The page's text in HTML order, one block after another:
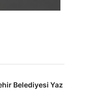
Belediyesi Yaz